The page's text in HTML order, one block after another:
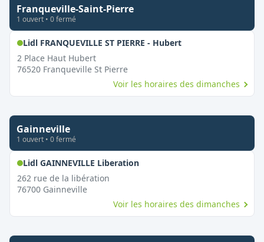
Franqueville-Saint-Pierre
1 ouvert • 0fermé
Lidl FRANQUEVILLE ST PIERRE - Hubert,
2 Place Haut Hubert
76520 Franqueville St Pierre
Voir les horaires des dimanches
Gainneville
1 ouvert • 0fermé
Lidl GAINNEVILLE Liberation,
262 rue de la libération
76700 Gainneville
Voir les horaires des dimanches